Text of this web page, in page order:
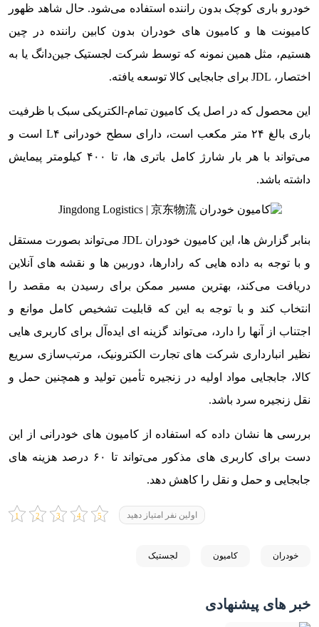
خودرو باری کوچک بدون راننده استفاده می‌شود. حال شاهد ظهور
کامیونت ها و کامیون های خودران بدون کابین راننده در چین
هستیم، مثل همین نمونه که توسط شرکت لجستیک جین‌دانگ یا به
اختصار، JDL برای جابجایی کالا توسعه یافته.
این محصول که در اصل یک کامیون تمام-الکتریکی سبک با ظرفیت
باری بالغ ۲۴ متر مکعب است، دارای سطح خودرانی L۴ است و
می‌تواند با هر بار شارژ کامل باتری ها، تا ۴۰۰ کیلومتر پیمایش
داشته باشد.
بنابر گزارش ها، این کامیون خودران JDL می‌تواند بصورت مستقل
و با توجه به داده هایی که رادارها، دوربین ها و نقشه های آنلاین
دریافت می‌کند، بهترین مسیر ممکن برای رسیدن به مقصد را
انتخاب کند و با توجه به این که قابلیت تشخیص کامل موانع و
اجتناب از آنها را دارد، می‌تواند گزینه ای ایده‌آل برای کاربری هایی
نظیر انبارداری شرکت های تجارت الکترونیک، مرتب‌سازی سریع
کالا، جابجایی مواد اولیه در زنجیره تأمین تولید و همچنین حمل و
نقل زنجیره سرد باشد.
بررسی ها نشان داده که استفاده از کامیون های خودرانی از این
دست برای کاربری های مذکور می‌تواند تا ۶۰ درصد هزینه های
جابجایی و حمل و نقل را کاهش دهد.
اولین نفر امتیاز دهید
خودران کامیون لجستیک
خبر های پیشنهادی